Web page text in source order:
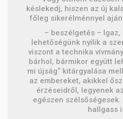
késlekedj, hiszen az új
főleg sikerélménnyel
– beszélgetés – Igaz,
lehetőségünk nyílik a
viszont a technika
bárhol, bármikor együtt
mi újság“ kitárgyalása
az embereket, akikkel
érzéseidről, legyenek
egészen
hallgass